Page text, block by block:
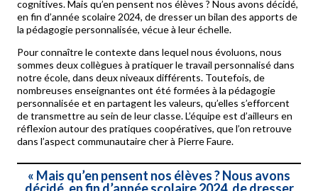
cognitives. Mais qu’en pensent nos élèves ? Nous avons décidé,
en fin d’année scolaire 2024, de dresser un bilan des apports de
la pédagogie personnalisée, vécue à leur échelle.
Pour connaître le contexte dans lequel nous évoluons, nous
sommes deux collègues à pratiquer le travail personnalisé dans
notre école, dans deux niveaux différents. Toutefois, de
nombreuses enseignantes ont été formées à la pédagogie
personnalisée et en partagent les valeurs, qu’elles s’efforcent
de transmettre au sein de leur classe. L’équipe est d’ailleurs en
réflexion autour des pratiques coopératives, que l’on retrouve
dans l’aspect communautaire cher à Pierre Faure.
« Mais qu’en pensent nos élèves ? Nous avons